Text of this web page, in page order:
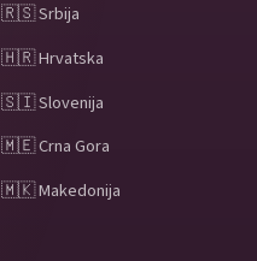
🇷🇸 Srbija
🇭🇷 Hrvatska
🇸🇮 Slovenija
🇲🇪 Crna Gora
🇲🇰 Makedonija